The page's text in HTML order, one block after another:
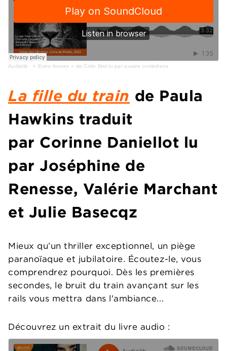
Audiolib · « Entre fauves » de Colin Niel lu par quatre comédiens
La fille du train de Paula
Hawkins traduit
par Corinne Daniellot lu
par Joséphine de
Renesse, Valérie Marchant
et Julie Basecqz
Mieux qu’un thriller exceptionnel, un piège
paranoïaque et jubilatoire. Écoutez-le, vous
comprendrez pourquoi. Dès les premières
secondes, le bruit du train avançant sur les
rails vous mettra dans l'ambiance...
Découvrez un extrait du livre audio :